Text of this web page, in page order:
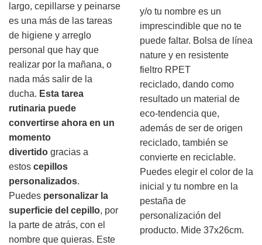
largo, cepillarse y peinarse
es una más de las tareas
de higiene y arreglo
personal que hay que
realizar por la mañana, o
nada más salir de la
ducha. Esta tarea
rutinaria puede
convertirse ahora en un
momento
divertido gracias a
estos cepillos
personalizados.
Puedes personalizar la
superficie del cepillo, por
la parte de atrás, con el
nombre que quieras. Este
y/o tu nombre es un
imprescindible que no te
puede faltar. Bolsa de línea
nature y en resistente
fieltro RPET
reciclado, dando como
resultado un material de
eco-tendencia que,
además de ser de origen
reciclado, también se
convierte en reciclable.
Puedes elegir el color de la
inicial y tu nombre en la
pestaña de
personalización del
producto. Mide 37x26cm.